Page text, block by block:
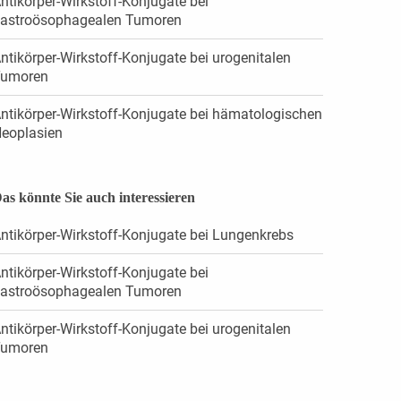
Tumoren
Wirkstoff-Konjugate bei urogenitalen
Wirkstoff-Konjugate bei hämatologischen
könnte Sie auch interessieren
Wirkstoff-Konjugate bei Lungenkrebs
Wirkstoff-Konjugate bei
Tumoren
Wirkstoff-Konjugate bei urogenitalen